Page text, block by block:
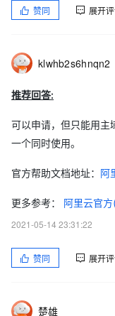
赞同 展开
klwhb2s6hnqn2
推荐回答:
可以申请，但只能用主
一个同时使用。
官方帮助文档地址： 阿
更多参考： 阿里云官
2021-05-14 23:31:22
赞同 展开
楚雄